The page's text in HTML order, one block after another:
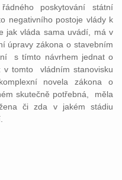
poskytování státní
negativního postoje vlády k
jak vláda sama uvádí, má v
úpravy zákona o stavebním
s tímto návrhem jednat o
v tomto vládním stanovisku
novela zákona o
skutečně potřebná, měla
či zda v jakém stádiu